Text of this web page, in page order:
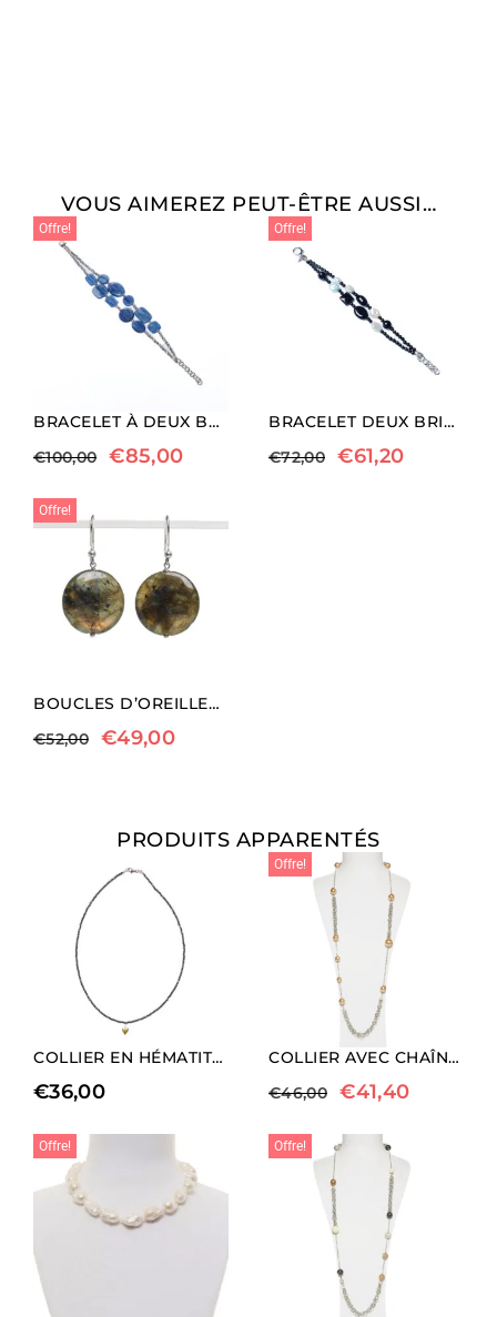
VOUS AIMEREZ PEUT-ÊTRE AUSSI…
Offre!
BRACELET À DEUX BRINS EN DISTHÈNE ET HÉMATITE RHODIÉE
€100,00 €85,00
Offre!
BRACELET DEUX BRINS EN AGATE NOIRE ET PERLES
€72,00 €61,20
Offre!
BOUCLES D’OREILLES EN ARGENT ET LABRADORITE
€52,00 €49,00
PRODUITS APPARENTÉS
COLLIER EN HÉMATITE NATURELLE AVEC CHARM EN FORME DE CŒUR (LONGUEUR MOYENNE)
€36,00
Offre!
COLLIER AVEC CHAÎNE EN MÉTAL ET PERLES DE COQUILLAGE
€46,00 €41,40
Offre! Offre!